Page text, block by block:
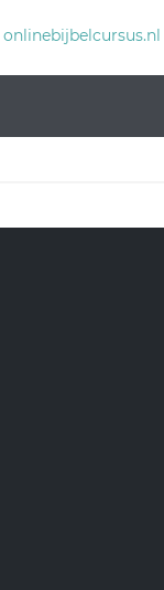
onlinebijbelcursus.nl